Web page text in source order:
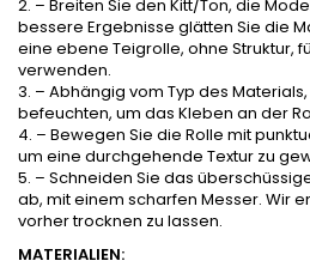
2. – Breiten Sie den Kitt/Ton, die
bessere Ergebnisse glätten Sie die
eine ebene Teigrolle, ohne Struktur,
verwenden.
3. – Abhängig vom Typ des
befeuchten, um das Kleben an der
4. – Bewegen Sie die Rolle mit
um eine durchgehende Textur zu
5. – Schneiden Sie das
ab, mit einem scharfen Messer. Wir
vorher trocknen zu lassen.
MATERIALIEN: